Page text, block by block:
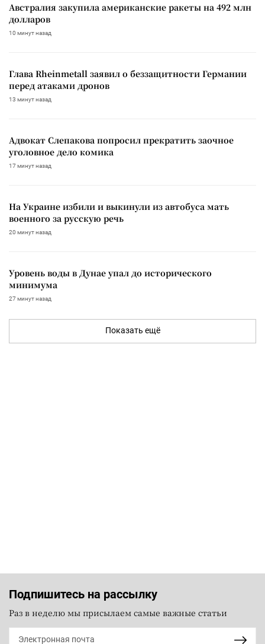
Австралия закупила американские ракеты на 492 млн
долларов
10 минут назад
Глава Rheinmetall заявил о беззащитности Германии
перед атаками дронов
13 минут назад
Адвокат Слепакова попросил прекратить заочное
уголовное дело комика
17 минут назад
На Украине избили и выкинули из автобуса мать
военного за русскую речь
20 минут назад
Уровень воды в Дунае упал до исторического
минимума
27 минут назад
Показать ещё
Подпишитесь на рассылку
Раз в неделю мы присылаем самые важные статьи